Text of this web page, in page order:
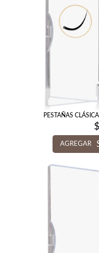
PESTAÑAS
$
AGREGAR